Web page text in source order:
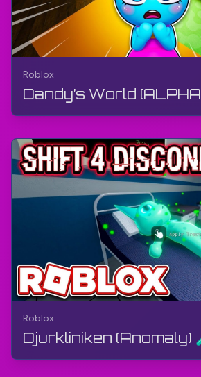
Roblox
Roblox